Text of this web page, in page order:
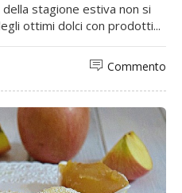
stagione estiva non si
ottimi dolci con prodotti...
Commento